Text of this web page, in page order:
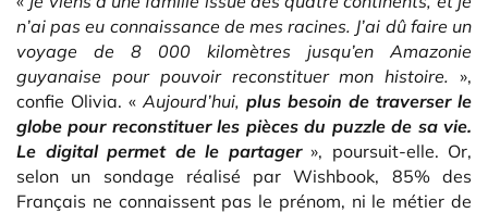
n’ai pas eu connaissance de mes racines. J’ai dû faire un
voyage de 8 000 kilomètres jusqu’en Amazonie
guyanaise pour pouvoir reconstituer mon histoire. »,
confie Olivia. « Aujourd’hui, plus besoin de traverser le
globe pour reconstituer les pièces du puzzle de sa vie.
Le digital permet de le partager», poursuit-elle. Or,
selon un sondage réalisé par Wishbook, 85% des
Français ne connaissent pas le prénom, ni le métier de